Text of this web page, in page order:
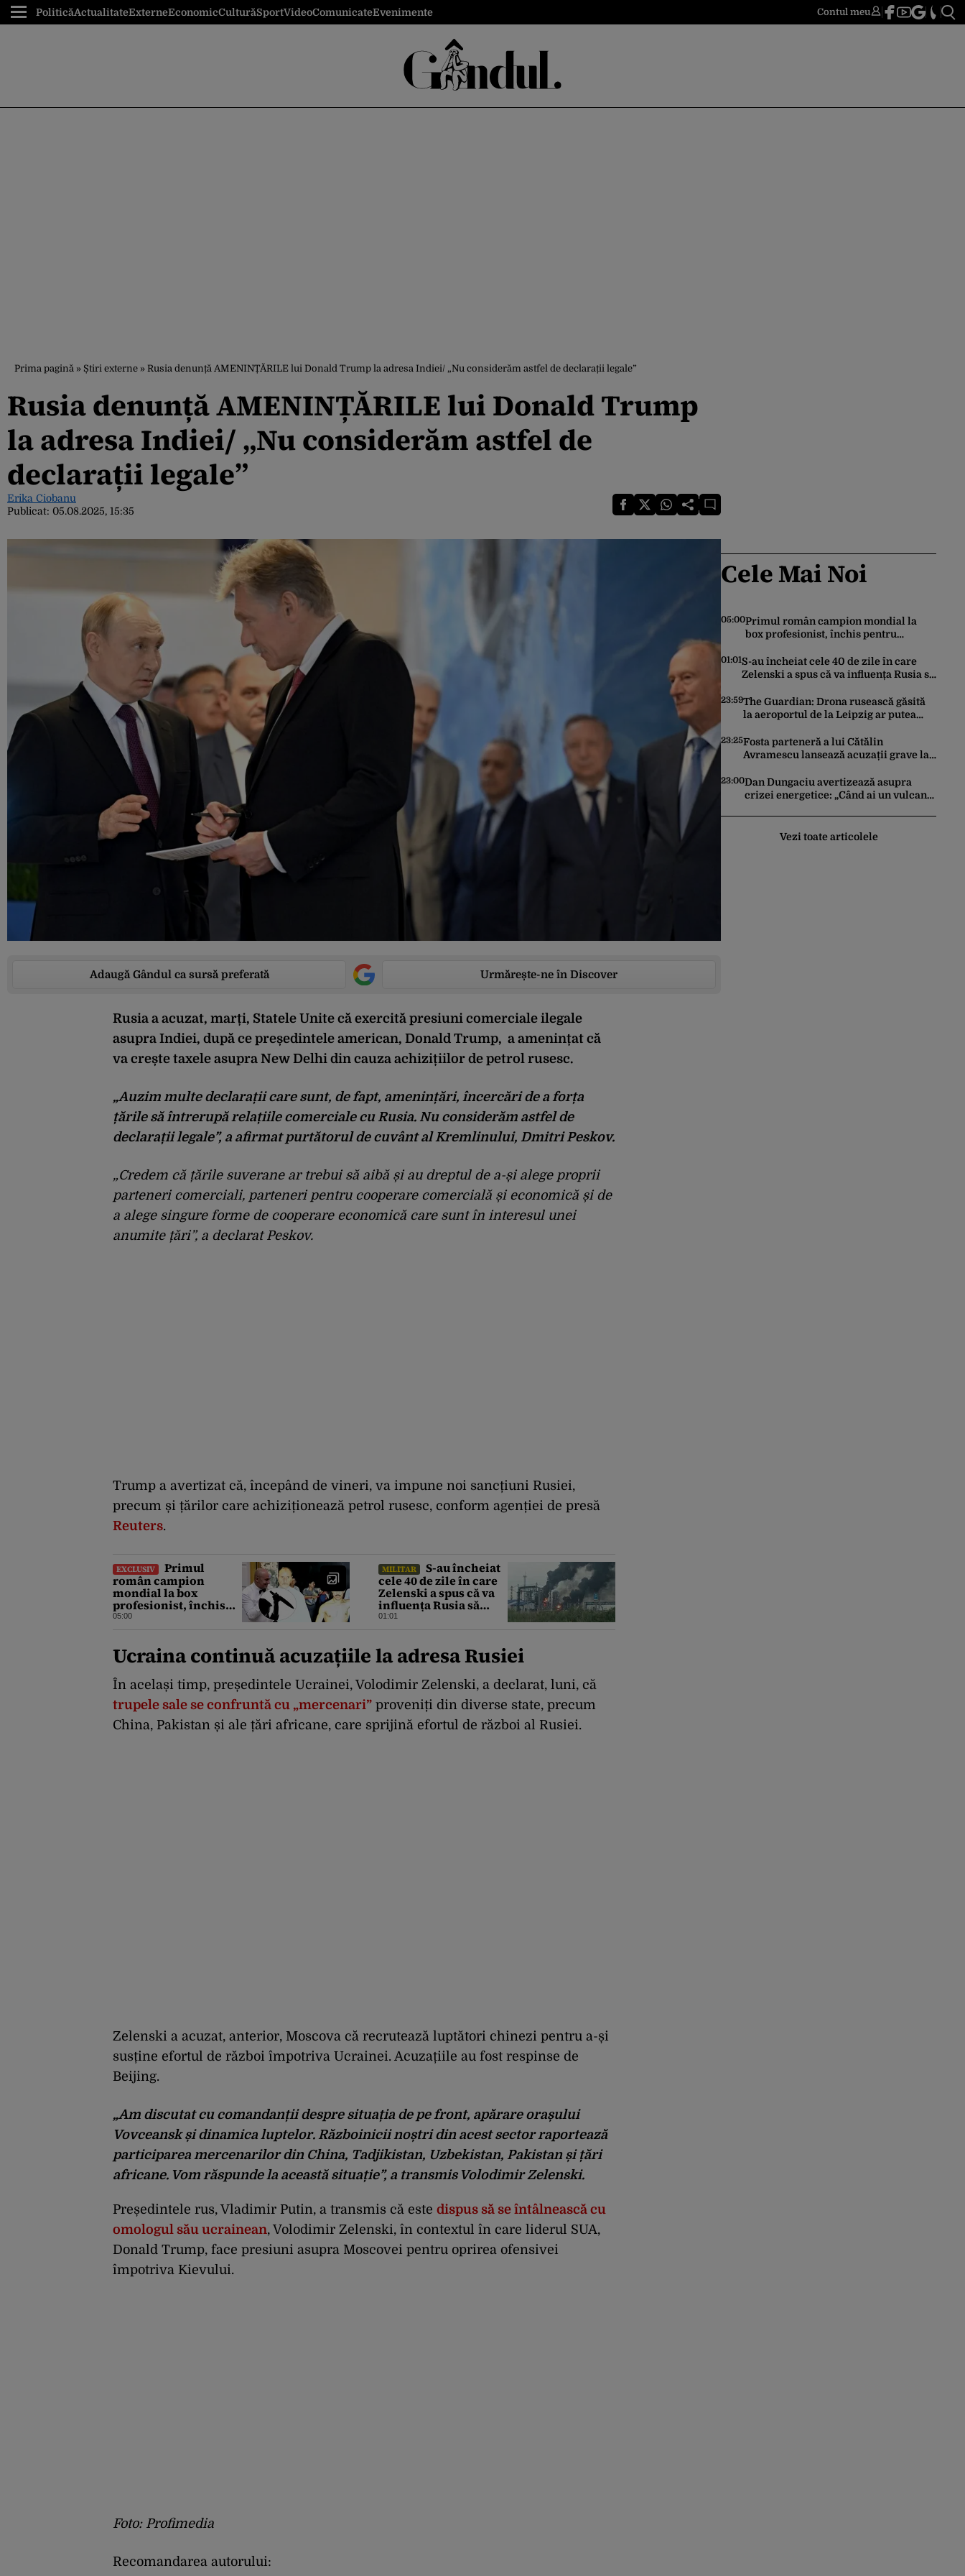
PoliticăActualitateExterneEconomicCulturăSportVideoComunicateEvenimente Contul meu
Prima pagină » Știri externe » Rusia denunță AMENINȚĂRILE lui Donald Trump la adresa Indiei/ „Nu considerăm astfel de declarații legale”
Rusia denunță AMENINȚĂRILE lui Donald Trump
la adresa Indiei/ „Nu considerăm astfel de
declarații legale”
Erika Ciobanu
Publicat: 05.08.2025, 15:35
Adaugă Gândul ca sursă preferată Urmărește-ne în Discover
Rusia a acuzat, marți, Statele Unite că exercită presiuni comerciale ilegale
asupra Indiei, după ce președintele american, Donald Trump, a amenințat că
va crește taxele asupra New Delhi din cauza achizițiilor de petrol rusesc.
„Auzim multe declarații care sunt, de fapt, amenințări, încercări de a forța
țările să întrerupă relațiile comerciale cu Rusia. Nu considerăm astfel de
declarații legale”, a afirmat purtătorul de cuvânt al Kremlinului, Dmitri Peskov.
„Credem că țările suverane ar trebui să aibă și au dreptul de a-și alege proprii
parteneri comerciali, parteneri pentru cooperare comercială și economică și de
a alege singure forme de cooperare economică care sunt în interesul unei
anumite țări”, a declarat Peskov.
Trump a avertizat că, începând de vineri, va impune noi sancțiuni Rusiei,
precum și țărilor care achiziționează petrol rusesc, conform agenției de presă
Reuters.
EXCLUSIV
Primul
român campion
mondial la box
profesionist, închis
pentru tentativă de
interlop periculos
05:00
MILITAR
S-au încheiat
cele 40 de zile în care
Zelenski a spus că va
influența Rusia să
ceară pace. Ce
01:01
Ucraina continuă acuzațiile la adresa Rusiei
În același timp, președintele Ucrainei, Volodimir Zelenski, a declarat, luni, că
trupele sale se confruntă cu „mercenari” proveniți din diverse state, precum
China, Pakistan și ale țări africane, care sprijină efortul de război al Rusiei.
Zelenski a acuzat, anterior, Moscova că recrutează luptători chinezi pentru a-și
susține efortul de război împotriva Ucrainei. Acuzațiile au fost respinse de
Beijing.
„Am discutat cu comandanții despre situația de pe front, apărare orașului
Vovceansk și dinamica luptelor. Războinicii noștri din acest sector raportează
participarea mercenarilor din China, Tadjikistan, Uzbekistan, Pakistan și țări
africane. Vom răspunde la această situație”, a transmis Volodimir Zelenski.
Președintele rus, Vladimir Putin, a transmis că este dispus să se întâlnească cu
omologul său ucrainean, Volodimir Zelenski, în contextul în care liderul SUA,
Donald Trump, face presiuni asupra Moscovei pentru oprirea ofensivei
împotriva Kievului.
Foto: Profimedia
Recomandarea autorului:
Cele Mai Noi
05:00Primul român campion mondial la
box profesionist, închis pentru
înjunghiat un alt interlop periculos
01:01S-au încheiat cele 40 de zile în care
Zelenski a spus că va influența Rusia să
operațiunea Kievului
23:59The Guardian: Drona rusească găsită
la aeroportul de la Leipzig ar putea
tensiunilor NATO-Rusia
23:25Fosta parteneră a lui Cătălin
Avramescu lansează acuzații grave la
sesizat DIICOT: „Făcea baie complet
dezbrăcat cu copiii”. Fostul consilier
23:00Dan Dungaciu avertizează asupra
crizei energetice: „Când ai un vulcan
Vezi toate articolele